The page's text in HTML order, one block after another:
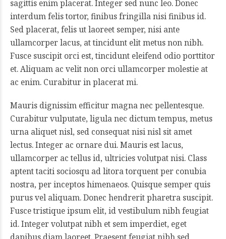
sagittis enim placerat. Integer sed nunc leo. Donec
interdum felis tortor, finibus fringilla nisi finibus id.
Sed placerat, felis ut laoreet semper, nisi ante
ullamcorper lacus, at tincidunt elit metus non nibh.
Fusce suscipit orci est, tincidunt eleifend odio porttitor
et. Aliquam ac velit non orci ullamcorper molestie at
ac enim. Curabitur in placerat mi.
Mauris dignissim efficitur magna nec pellentesque.
Curabitur vulputate, ligula nec dictum tempus, metus
urna aliquet nisl, sed consequat nisi nisl sit amet
lectus. Integer ac ornare dui. Mauris est lacus,
ullamcorper ac tellus id, ultricies volutpat nisi. Class
aptent taciti sociosqu ad litora torquent per conubia
nostra, per inceptos himenaeos. Quisque semper quis
purus vel aliquam. Donec hendrerit pharetra suscipit.
Fusce tristique ipsum elit, id vestibulum nibh feugiat
id. Integer volutpat nibh et sem imperdiet, eget